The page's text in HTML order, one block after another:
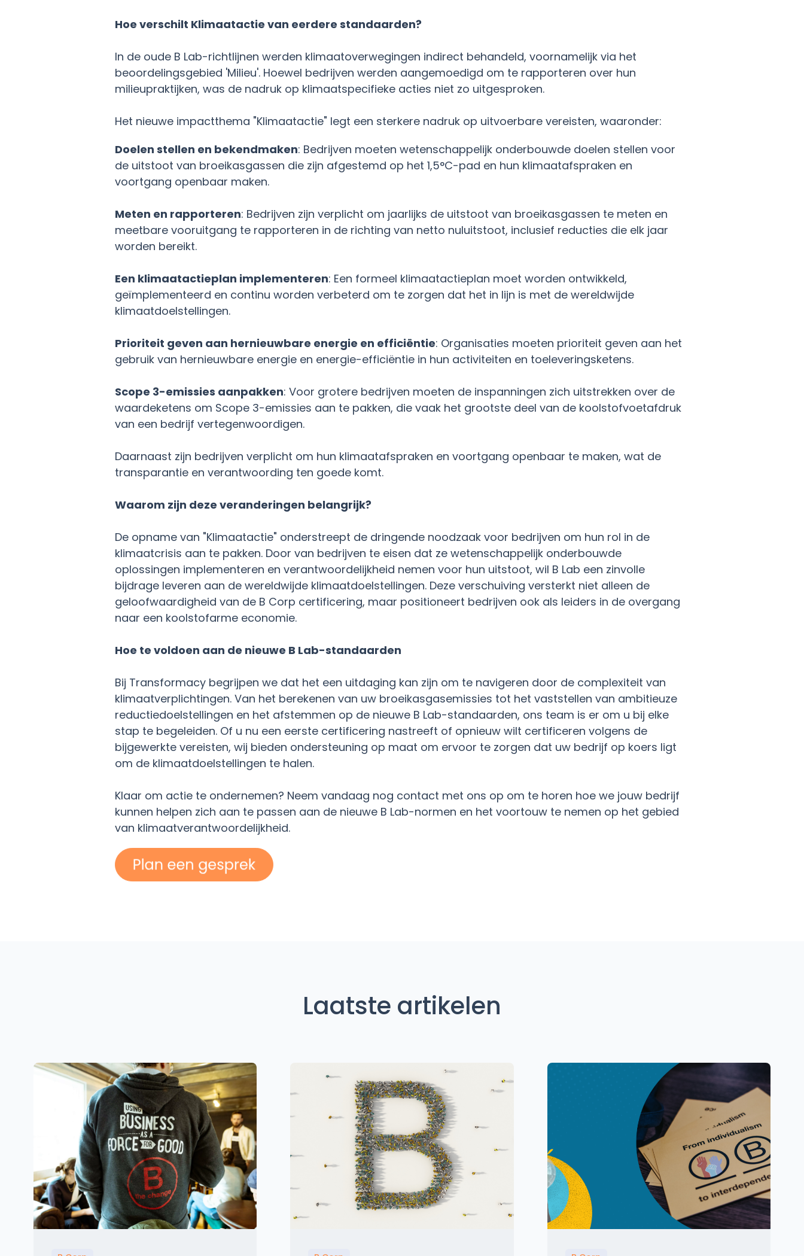
Hoe verschilt Klimaatactie van eerdere standaarden?
In de oude B Lab-richtlijnen werden klimaatoverwegingen indirect behandeld, voornamelijk via het
beoordelingsgebied 'Milieu'. Hoewel bedrijven werden aangemoedigd om te rapporteren over hun
milieupraktijken, was de nadruk op klimaatspecifieke acties niet zo uitgesproken.
Het nieuwe impactthema "Klimaatactie" legt een sterkere nadruk op uitvoerbare vereisten, waaronder:
Doelen stellen en bekendmaken: Bedrijven moeten wetenschappelijk onderbouwde doelen stellen voor
de uitstoot van broeikasgassen die zijn afgestemd op het 1,5°C-pad en hun klimaatafspraken en
voortgang openbaar maken.
Meten en rapporteren: Bedrijven zijn verplicht om jaarlijks de uitstoot van broeikasgassen te meten en
meetbare vooruitgang te rapporteren in de richting van netto nuluitstoot, inclusief reducties die elk jaar
worden bereikt.
Een klimaatactieplan implementeren: Een formeel klimaatactieplan moet worden ontwikkeld,
geïmplementeerd en continu worden verbeterd om te zorgen dat het in lijn is met de wereldwijde
klimaatdoelstellingen.
Prioriteit geven aan hernieuwbare energie en efficiëntie: Organisaties moeten prioriteit geven aan het
gebruik van hernieuwbare energie en energie-efficiëntie in hun activiteiten en toeleveringsketens.
Scope 3-emissies aanpakken: Voor grotere bedrijven moeten de inspanningen zich uitstrekken over de
waardeketens om Scope 3-emissies aan te pakken, die vaak het grootste deel van de koolstofvoetafdruk
van een bedrijf vertegenwoordigen.
Daarnaast zijn bedrijven verplicht om hun klimaatafspraken en voortgang openbaar te maken, wat de
transparantie en verantwoording ten goede komt.
Waarom zijn deze veranderingen belangrijk?
De opname van "Klimaatactie" onderstreept de dringende noodzaak voor bedrijven om hun rol in de
klimaatcrisis aan te pakken. Door van bedrijven te eisen dat ze wetenschappelijk onderbouwde
oplossingen implementeren en verantwoordelijkheid nemen voor hun uitstoot, wil B Lab een zinvolle
bijdrage leveren aan de wereldwijde klimaatdoelstellingen. Deze verschuiving versterkt niet alleen de
geloofwaardigheid van de B Corp certificering, maar positioneert bedrijven ook als leiders in de overgang
naar een koolstofarme economie.
Hoe te voldoen aan de nieuwe B Lab-standaarden
Bij Transformacy begrijpen we dat het een uitdaging kan zijn om te navigeren door de complexiteit van
klimaatverplichtingen. Van het berekenen van uw broeikasgasemissies tot het vaststellen van ambitieuze
reductiedoelstellingen en het afstemmen op de nieuwe B Lab-standaarden, ons team is er om u bij elke
stap te begeleiden. Of u nu een eerste certificering nastreeft of opnieuw wilt certificeren volgens de
bijgewerkte vereisten, wij bieden ondersteuning op maat om ervoor te zorgen dat uw bedrijf op koers ligt
om de klimaatdoelstellingen te halen.
Klaar om actie te ondernemen? Neem vandaag nog contact met ons op om te horen hoe we jouw bedrijf
kunnen helpen zich aan te passen aan de nieuwe B Lab-normen en het voortouw te nemen op het gebied
van klimaatverantwoordelijkheid.
Laatste artikelen